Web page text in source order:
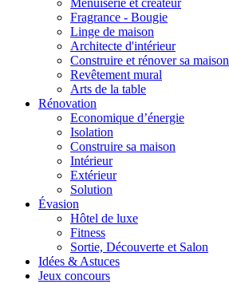
Menuiserie et créateur
Fragrance - Bougie
Linge de maison
Architecte d'intérieur
Construire et rénover sa maison
Revêtement mural
Arts de la table
Rénovation
Economique d’énergie
Isolation
Construire sa maison
Intérieur
Extérieur
Solution
Évasion
Hôtel de luxe
Fitness
Sortie, Découverte et Salon
Idées & Astuces
Jeux concours